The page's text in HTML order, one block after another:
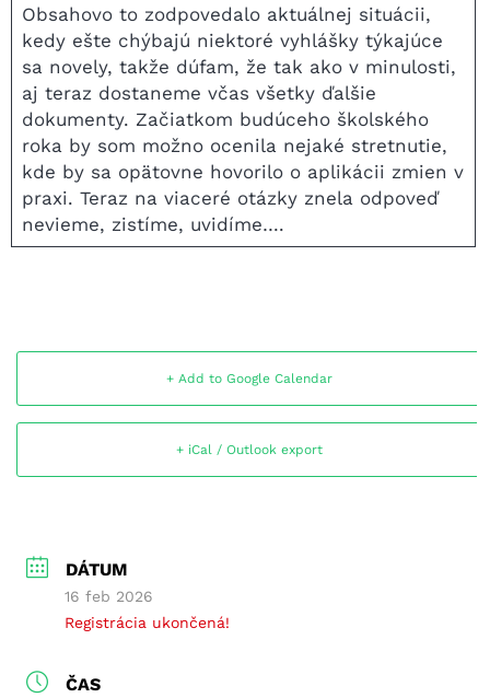
Obsahovo to zodpovedalo aktuálnej situácii,
kedy ešte chýbajú niektoré vyhlášky týkajúce
sa novely, takže dúfam, že tak ako v minulosti,
aj teraz dostaneme včas všetky ďalšie
dokumenty. Začiatkom budúceho školského
roka by som možno ocenila nejaké stretnutie,
kde by sa opätovne hovorilo o aplikácii zmien v
praxi. Teraz na viaceré otázky znela odpoveď
nevieme, zistíme, uvidíme….
+ Add to Google Calendar
+ iCal / Outlook export
DÁTUM
16 feb 2026
Registrácia ukončená!
ČAS